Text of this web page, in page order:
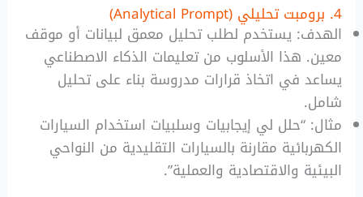
4. برومبت تحليلي (Analytical Prompt)
الهدف: يستخدم لطلب تحليل معمق لبيانات أو موقف
معين. هذا الأسلوب من تعليمات الذكاء الاصطناعي
يساعد في اتخاذ قرارات مدروسة بناء على تحليل
شامل.
مثال: “حلل لي إيجابيات وسلبيات استخدام السيارات
الكهربائية مقارنة بالسيارات التقليدية من النواحي
البيئية والاقتصادية والعملية”.